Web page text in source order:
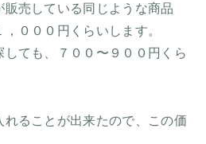
売している同じような商品
０００円くらいします。
ても、７００〜９００円くら
れることが出来たので、この価